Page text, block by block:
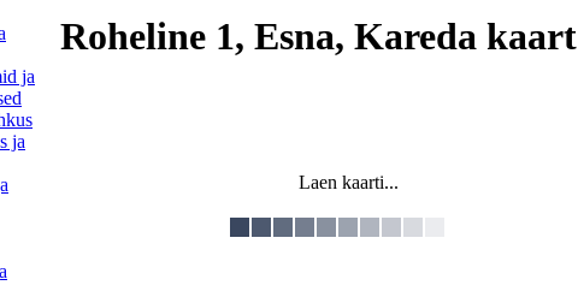
ja
ja
Roheline 1, Esna, Kareda kaart
Laen kaarti...